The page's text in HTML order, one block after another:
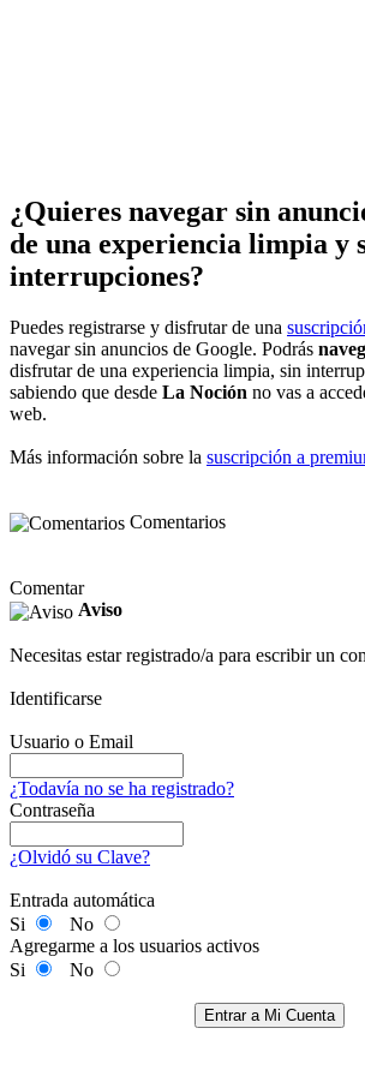
¿Quieres navegar sin
de una experiencia limpia y
interrupciones?
Puedes registrarse y disfrutar de una
navegar sin anuncios de Google. Podrás
disfrutar de una experiencia limpia, sin
sabiendo que desde La Noción no vas a
web.
Más información sobre la suscripción a
Comentarios
Comentar
Aviso
Necesitas estar registrado/a para escribir un
Identificarse
Usuario o Email
¿Todavía no se ha registrado?
Contraseña
¿Olvidó su Clave?
Entrada automática
Si
No
Agregarme a los usuarios activos
Si
No
Entrar a Mi Cuenta